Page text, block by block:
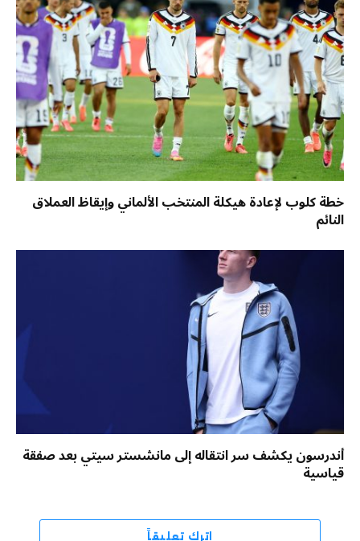
خطة كلوب لإعادة هيكلة المنتخب الألماني وإيقاظ العملاق
النائم
أندرسون يكشف سر انتقاله إلى مانشستر سيتي بعد صفقة
قياسية
اترك تعليقاً